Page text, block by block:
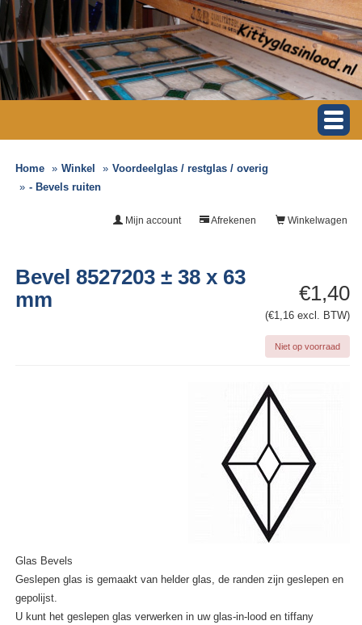
Home Winkel
Voordeelglas / restglas / overig
- Bevels ruiten
Winkelwagen
Afrekenen
Mijn account
€1,40
(€1,16 excl. BTW)
Niet op voorraad
Bevel 8527203 ± 38 x 63
mm
Glas Bevels
Geslepen glas is gemaakt van helder glas, de randen zijn geslepen en
gepolijst.
U kunt het geslepen glas verwerken in uw glas-in-lood en tiffany